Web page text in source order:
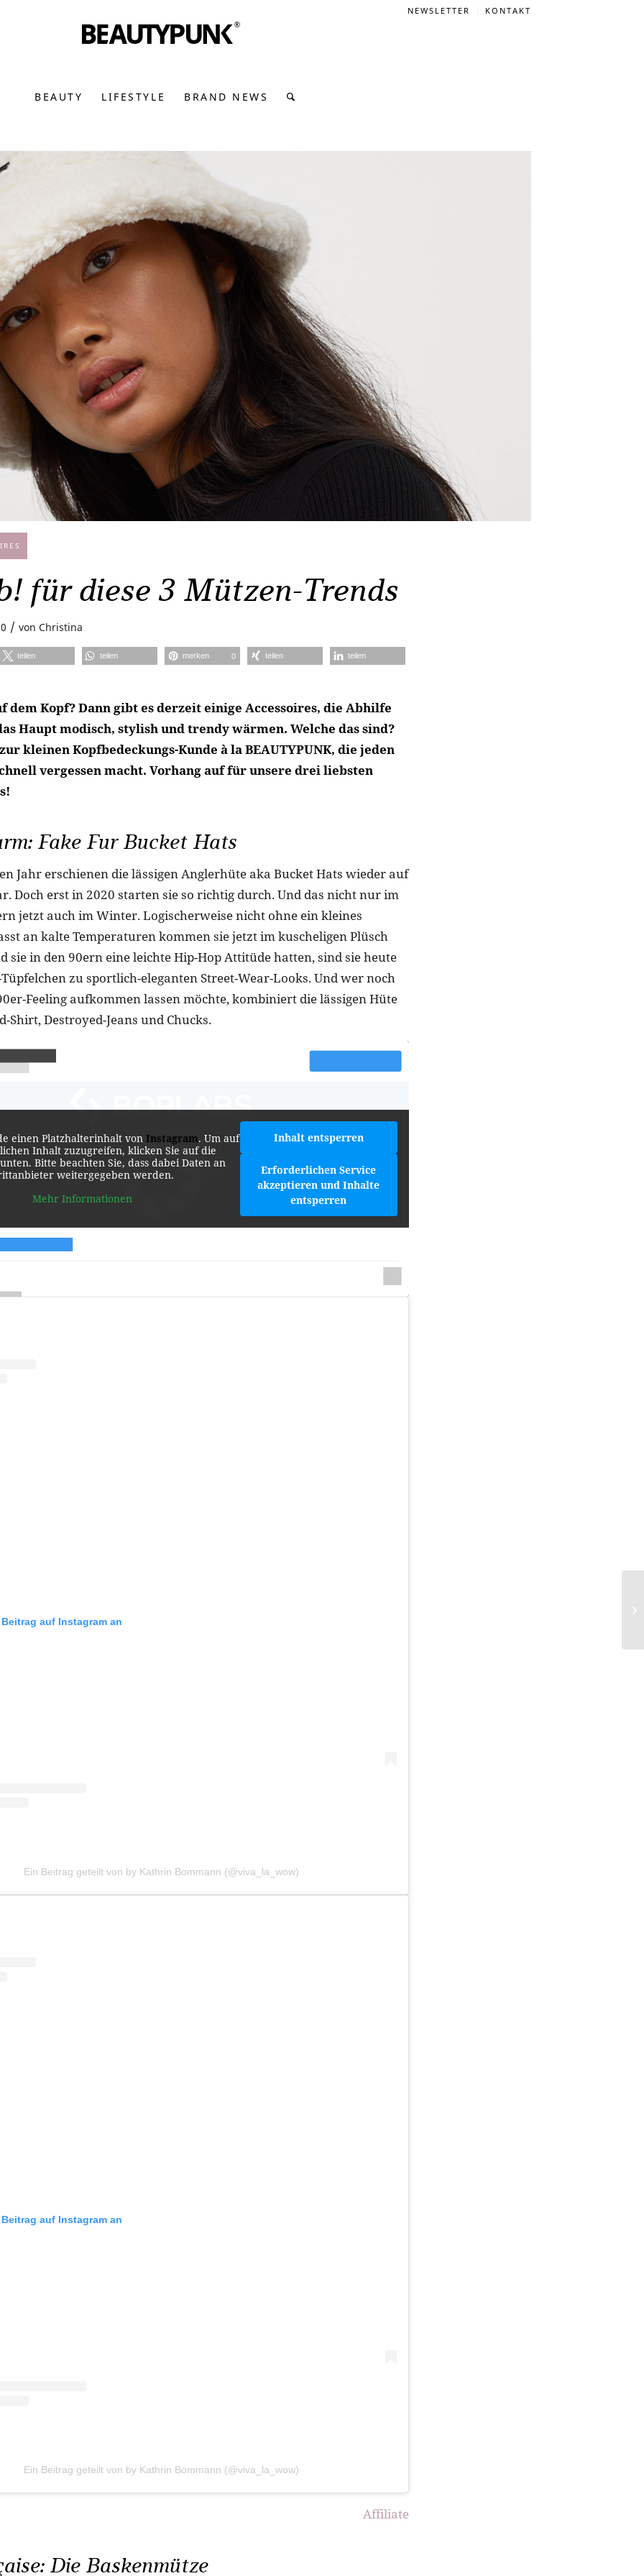
NEWSLETTER KONTAKT
BEAUTY LIFESTYLE BRAND NEWS
für diese 3 Mützen-Trends
/ von Christina
teilen teilen merken 0 teilen teilen
dem Kopf? Dann gibt es derzeit einige Accessoires, die Abhilfe
Haupt modisch, stylish und trendy wärmen. Welche das sind?
kleinen Kopfbedeckungs-Kunde à la BEAUTYPUNK, die jeden
vergessen macht. Vorhang auf für unsere drei liebsten
Fake Fur Bucket Hats
Jahr erschienen die lässigen Anglerhüte aka Bucket Hats wieder auf
Doch erst in 2020 starten sie so richtig durch. Und das nicht nur im
jetzt auch im Winter. Logischerweise nicht ohne ein kleines
an kalte Temperaturen kommen sie jetzt im kuscheligen Plüsch
sie in den 90ern eine leichte Hip-Hop Attitüde hatten, sind sie heute
zu sportlich-eleganten Street-Wear-Looks. Und wer noch
Feeling aufkommen lassen möchte, kombiniert die lässigen Hüte
Shirt, Destroyed-Jeans und Chucks.
einen Platzhalterinhalt von Instagram. Um auf
Inhalt zuzugreifen, klicken Sie auf die
Bitte beachten Sie, dass dabei Daten an
weitergegeben werden.
Mehr Informationen
Inhalt entsperren
Erforderlichen Service
akzeptieren und Inhalte
entsperren
auf Instagram an
Ein Beitrag geteilt von by Kathrin Bommann (@viva_la_wow)
auf Instagram an
Ein Beitrag geteilt von by Kathrin Bommann (@viva_la_wow)
Affiliate
Die Baskenmütze